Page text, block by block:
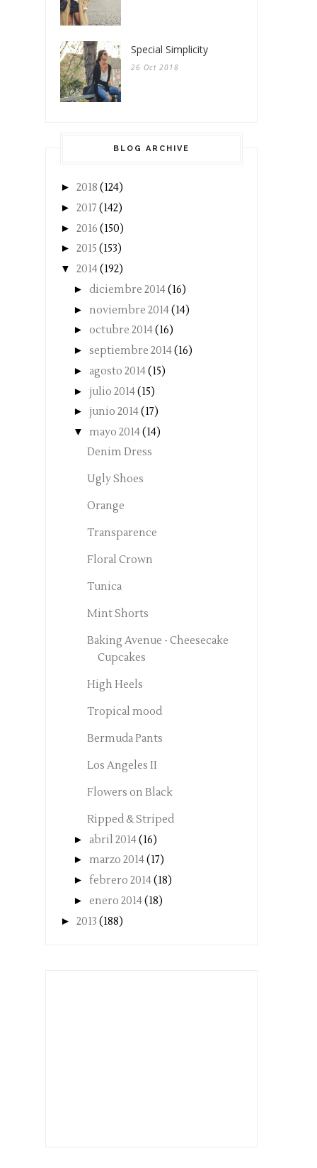
Special Simplicity
26 Oct 2018
BLOG ARCHIVE
► 2018 (124)
► 2017 (142)
► 2016 (150)
► 2015 (153)
▼ 2014(192)
► diciembre 2014(16)
► noviembre 2014(14)
► octubre 2014(16)
► septiembre 2014(16)
► agosto 2014(15)
► julio 2014(15)
► junio 2014(17)
▼ mayo 2014(14)
Denim Dress
Ugly Shoes
Orange
Transparence
Floral Crown
Tunica
Mint Shorts
Baking Avenue - Cheesecake
Cupcakes
High Heels
Tropical mood
Bermuda Pants
Los Angeles II
Flowers on Black
Ripped & Striped
► abril 2014(16)
► marzo 2014(17)
► febrero 2014(18)
► enero 2014(18)
► 2013 (188)